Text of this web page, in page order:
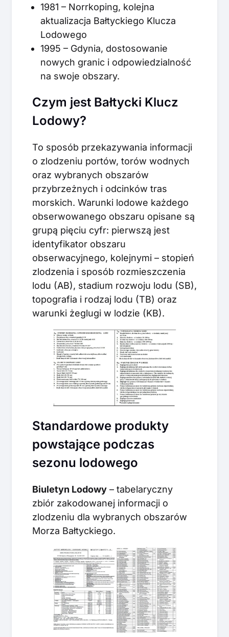
1981 – Norrkoping, kolejna
aktualizacja Bałtyckiego Klucza
Lodowego
1995 – Gdynia, dostosowanie
nowych granic i odpowiedzialność
na swoje obszary.
Czym jest Bałtycki Klucz
Lodowy?
To sposób przekazywania informacji
o zlodzeniu portów, torów wodnych
oraz wybranych obszarów
przybrzeżnych i odcinków tras
morskich. Warunki lodowe każdego
obserwowanego obszaru opisane są
grupą pięciu cyfr: pierwszą jest
identyfikator obszaru
obserwacyjnego, kolejnymi – stopień
zlodzenia i sposób rozmieszczenia
lodu (AB), stadium rozwoju lodu (SB),
topografia i rodzaj lodu (TB) oraz
warunki żeglugi w lodzie (KB).
Standardowe produkty
powstające podczas
sezonu lodowego
Biuletyn Lodowy – tabelaryczny
zbiór zakodowanej informacji o
zlodzeniu dla wybranych obszarów
Morza Bałtyckiego.